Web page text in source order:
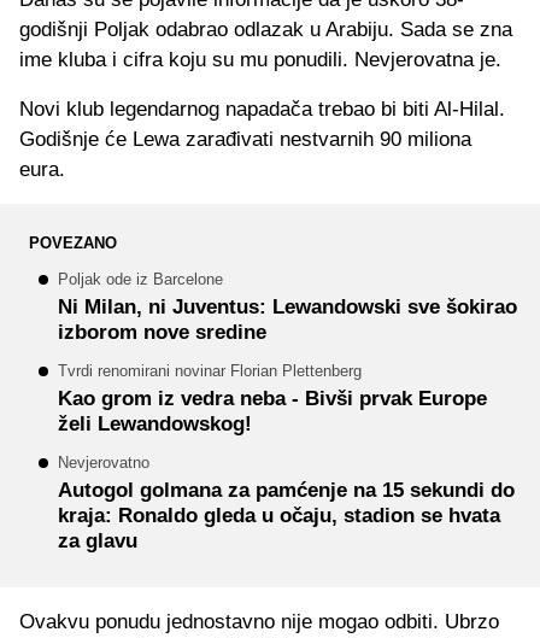
godišnji Poljak odabrao odlazak u Arabiju. Sada se zna
ime kluba i cifra koju su mu ponudili. Nevjerovatna je.
Novi klub legendarnog napadača trebao bi biti Al-Hilal.
Godišnje će Lewa zarađivati nestvarnih 90 miliona
eura.
POVEZANO
Poljak ode iz Barcelone
Ni Milan, ni Juventus: Lewandowski sve šokirao
izborom nove sredine
Tvrdi renomirani novinar Florian Plettenberg
Kao grom iz vedra neba - Bivši prvak Europe
želi Lewandowskog!
Nevjerovatno
Autogol golmana za pamćenje na 15 sekundi do
kraja: Ronaldo gleda u očaju, stadion se hvata
za glavu
Ovakvu ponudu jednostavno nije mogao odbiti. Ubrzo